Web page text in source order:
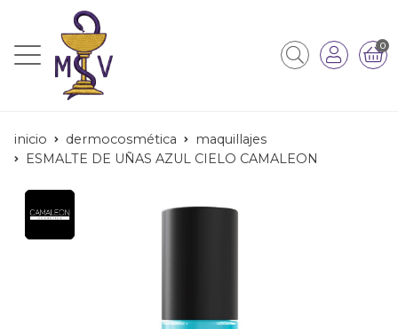
0
inicio dermocosmética
maquillajes
ESMALTE DE UÑAS AZUL CIELO CAMALEON